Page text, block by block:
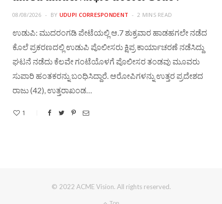
08/08/2026 BY UDUPI CORRESPONDENT 2 MINS READ
ಉಡುಪಿ: ಮುದರಂಗಡಿ ಪೇಟೆಯಲ್ಲಿ ಆ.7 ಶುಕ್ರವಾರ ಹಾಡಹಗಲೇ ನಡೆದ
ಕೊಲೆ ಪ್ರಕರಣದಲ್ಲಿ ಉಡುಪಿ ಪೊಲೀಸರು ಕ್ಷಿಪ್ರ ಕಾರ್ಯಾಚರಣೆ ನಡೆಸಿದ್ದು
ಘಟನೆ ನಡೆದು ಕೆಲವೇ ಗಂಟೆಯೊಳಗೆ ಪೊಲೀಸರ ತಂಡವು ಮೂವರು
ಸುಪಾರಿ ಹಂತಕರನ್ನು ಬಂಧಿಸಿದ್ದಾರೆ. ಆರೋಪಿಗಳನ್ನು ಉತ್ತರ ಪ್ರದೇಶದ
ರಾಜು (42), ಉತ್ತರಾಖಂಡ…
1
© 2022 ACME Vision. All rights reserved.